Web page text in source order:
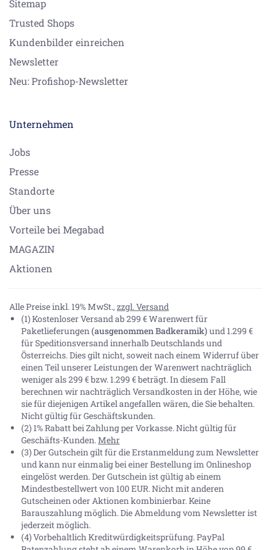
Sitemap
Trusted Shops
Kundenbilder einreichen
Newsletter
Neu: Profishop-Newsletter
Unternehmen
Jobs
Presse
Standorte
Über uns
Vorteile bei Megabad
MAGAZIN
Aktionen
Alle Preise inkl. 19% MwSt., zzgl. Versand
(1) Kostenloser Versand ab 299 € Warenwert für
Paketlieferungen(ausgenommen Badkeramik) und 1.299 €
für Speditionsversand innerhalb Deutschlands und
Österreichs. Dies gilt nicht, soweit nach einem Widerruf über
einen Teil unserer Leistungen der Warenwert nachträglich
weniger als 299 € bzw. 1.299 € beträgt. In diesem Fall
berechnen wir nachträglich Versandkosten in der Höhe, wie
sie für diejenigen Artikel angefallen wären, die Sie behalten.
Nicht gültig für Geschäftskunden.
(2) 1% Rabatt bei Zahlung per Vorkasse. Nicht gültig für
Geschäfts-Kunden.Mehr
(3) Der Gutschein gilt für die Erstanmeldung zum Newsletter
und kann nur einmalig bei einer Bestellung im Onlineshop
eingelöst werden. Der Gutschein ist gültig ab einem
Mindestbestellwert von 100 EUR. Nicht mit anderen
Gutscheinen oder Aktionen kombinierbar. Keine
Barauszahlung möglich. Die Abmeldung vom Newsletter ist
jederzeit möglich.
(4) Vorbehaltlich Kreditwürdigkeitsprüfung. PayPal